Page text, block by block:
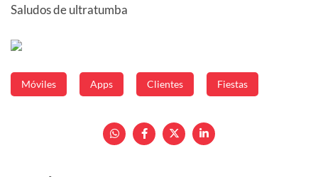
Saludos de ultratumba
Móviles Apps Clientes Fiestas